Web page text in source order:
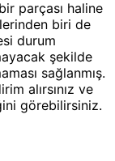
parçası haline
biri de
durum
şekilde
sağlanmış.
alırsınız ve
görebilirsiniz.